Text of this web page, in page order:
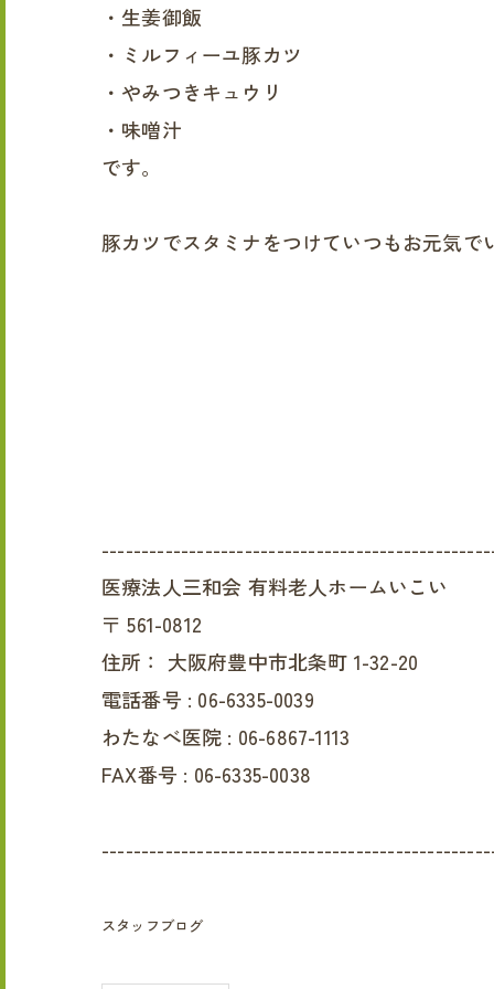
・生姜御飯
・ミルフィーユ豚カツ
・やみつきキュウリ
・味噌汁
です。
豚カツでスタミナをつけていつもお元気で
医療法人三和会 有料老人ホームいこい
〒561-0812
住所： 大阪府豊中市北条町 1-32-20
電話番号 : 06-6335-0039
わたなべ医院 : 06-6867-1113
FAX番号 : 06-6335-0038
スタッフブログ